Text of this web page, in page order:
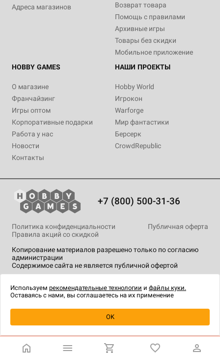
Купить| 1 490 ₽
Адреса магазинов
Возврат товара
Помощь с правилами
Архивные игры
Товары без скидки
Мобильное приложение
HOBBY GAMES
О магазине
Франчайзинг
Игры оптом
Корпоративные подарки
Работа у нас
Новости
Контакты
НАШИ ПРОЕКТЫ
Hobby World
Игрокон
Warforge
Мир фантастики
Берсерк
CrowdRepublic
+7 (800) 500-31-36
Копирование материалов разрешено только по согласию
администрации
Содержимое сайта не является публичной офертой
Политика конфиденциальности
Публичная оферта
Правила акций со скидкой
технологии.
Используем рекомендательные технологии и файлы куки.
Оставаясь с нами, вы соглашаетесь на их применение
OK